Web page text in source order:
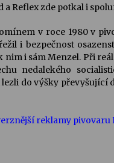
a Reflex zde potkal i
v roce 1980 v
i bezpečnost
i sám Menzel. Při
nedalekého
do výšky převyšující